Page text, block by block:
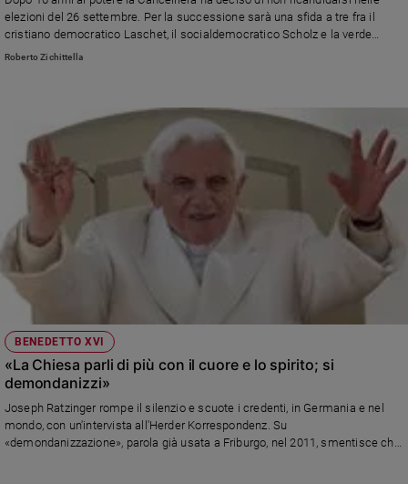
elezioni del 26 settembre. Per la successione sarà una sfida a tre fra il
cristiano democratico Laschet, il socialdemocratico Scholz e la verde
Baerbock.
Roberto Zichittella
BENEDETTO XVI
«La Chiesa parli di più con il cuore e lo spirito; si
demondanizzi»
Joseph Ratzinger rompe il silenzio e scuote i credenti, in Germania e nel
mondo, con un'intervista all'Herder Korrespondenz. Su
«demondanizzazione», parola già usata a Friburgo, nel 2011, smentisce chi